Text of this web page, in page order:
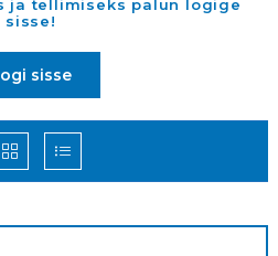
ja tellimiseks palun logige
sisse!
sisse